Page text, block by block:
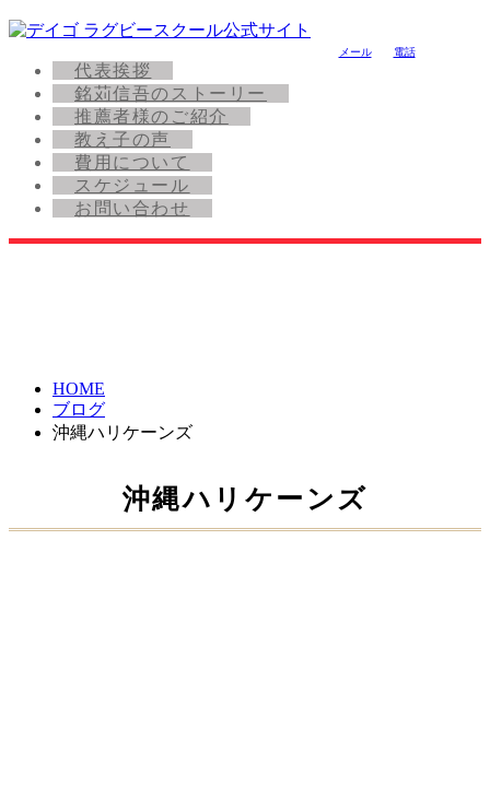
メール 電話
代表挨拶
銘苅信吾のストーリー
推薦者様のご紹介
教え子の声
費用について
スケジュール
お問い合わせ
HOME
ブログ
沖縄ハリケーンズ
沖縄ハリケーンズ